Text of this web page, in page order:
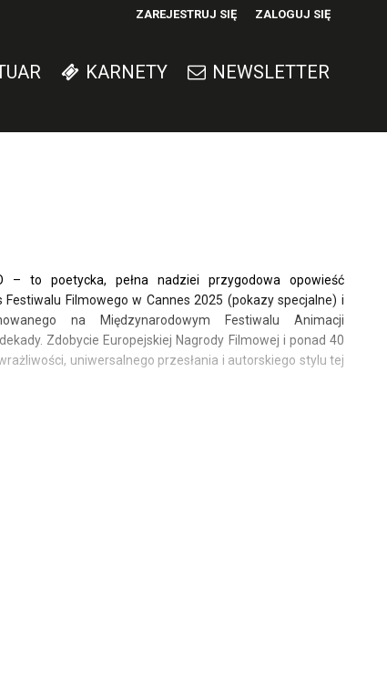
ZAREJESTRUJ SIĘ ZALOGUJ SIĘ
KARNETY NEWSLETTER
– to poetycka, pełna nadziei przygodowa opowieść
Filmowego w Cannes 2025 (pokazy specjalne) i
na Międzynarodowym Festiwalu Animacji
Zdobycie Europejskiej Nagrody Filmowej i ponad 40
uniwersalnego przesłania i autorskiego stylu tej
historię 10‑letniego chłopca z przyszłości, który
może być lepsza, niż nam się wydaje.